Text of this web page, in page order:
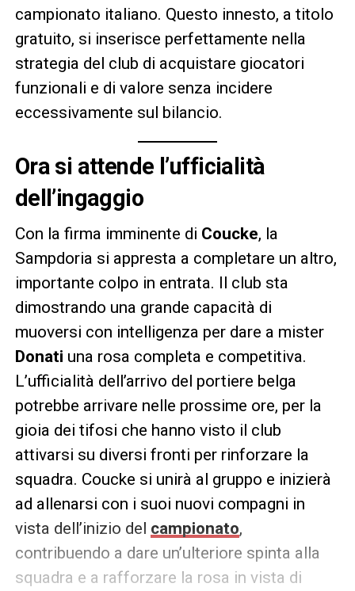
campionato italiano. Questo innesto, a titolo
gratuito, si inserisce perfettamente nella
strategia del club di acquistare giocatori
funzionali e di valore senza incidere
eccessivamente sul bilancio.
Ora si attende l’ufficialità
dell’ingaggio
Con la firma imminente di Coucke, la
Sampdoria si appresta a completare un altro,
importante colpo in entrata. Il club sta
dimostrando una grande capacità di
muoversi con intelligenza per dare a mister
Donati una rosa completa e competitiva.
L’ufficialità dell’arrivo del portiere belga
potrebbe arrivare nelle prossime ore, per la
gioia dei tifosi che hanno visto il club
attivarsi su diversi fronti per rinforzare la
squadra. Coucke si unirà al gruppo e inizierà
ad allenarsi con i suoi nuovi compagni in
vista dell’inizio del campionato,
contribuendo a dare un’ulteriore spinta alla
squadra e a rafforzare la rosa in vista di